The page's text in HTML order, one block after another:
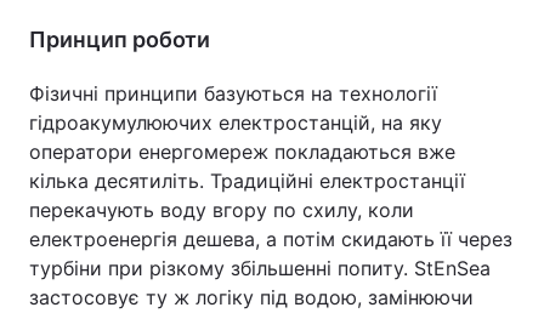
Принцип роботи
Фізичні принципи базуються на технології
гідроакумулюючих електростанцій, на яку
оператори енергомереж покладаються вже
кілька десятиліть. Традиційні електростанції
перекачують воду вгору по схилу, коли
електроенергія дешева, а потім скидають її через
турбіни при різкому збільшенні попиту. StEnSea
застосовує ту ж логіку під водою, замінюючи